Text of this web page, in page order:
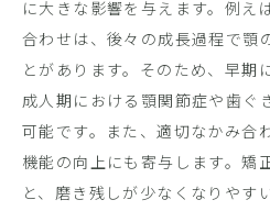
に大きな影響を与えます。例え
合わせは、後々の成長過程で顎
とがあります。そのため、早期
成人期における顎関節症や歯ぐ
可能です。また、適切なかみ合
機能の向上にも寄与します。矯
と、磨き残しが少なくなりやす